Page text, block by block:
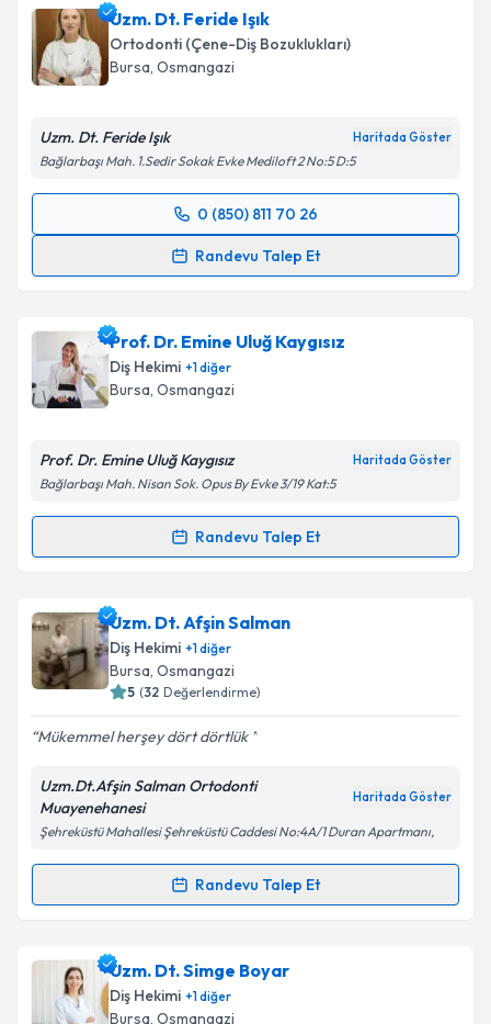
Uzm. Dt. Feride Işık
Ortodonti (Çene-Diş Bozuklukları)
Bursa, Osmangazi
Uzm. Dt. Feride Işık Haritada Göster
Bağlarbaşı Mah. 1.Sedir Sokak Evke Mediloft 2 No:5 D:5
0 (850) 811 70 26
Randevu Talep Et
Randevu Takvimi Talebi
takvim hazırlandığında e-posta ile bilgilendireceğiz.
E-posta Adresiniz
Kişisel verilerimin işlenmesine ilişkin
Metni'ni okudum ve kişisel verilerimin belirtilen
kapsamda işlenmesini kabul ediyorum.
Prof. Dr. Emine Uluğ Kaygısız
Diş Hekimi +1diğer
Bursa, Osmangazi
Prof. Dr. Emine Uluğ Kaygısız Haritada Göster
Bağlarbaşı Mah. Nisan Sok. Opus By Evke 3/19 Kat:5
Randevu Talep Et
Randevu Takvimi Talebi
Prof. Dr. Emine Uluğ Kaygısız
talebi oluşturun. Size bu uzmandan randevu almanız
için bir takvim hazırlandığında e-posta ile
bilgilendireceğiz.
E-posta Adresiniz
Kişisel verilerimin işlenmesine ilişkinAydınlatma
Metni'ni okudum ve kişisel verilerimin belirtilen
kapsamda işlenmesini kabul ediyorum.
Uzm. Dt. Afşin Salman
Diş Hekimi +1diğer
Bursa, Osmangazi
5 (32 Değerlendirme)
Mükemmel herşey dört dörtlük
Uzm.Dt.Afşin Salman Ortodonti
Muayenehanesi
Haritada Göster
Şehreküstü Mahallesi Şehreküstü Caddesi No:4A/1 Duran Apartmanı,
Randevu Talep Et
Randevu Takvimi Talebi
Uzm. Dt. Afşin Salmaniçin randevu takvimi talebi
oluşturun. Size bu uzmandan randevu almanız için bir
takvim hazırlandığında e-posta ile bilgilendireceğiz.
Uzm. Dt. Simge Boyar
Diş Hekimi +1diğer
Bursa, Osmangazi